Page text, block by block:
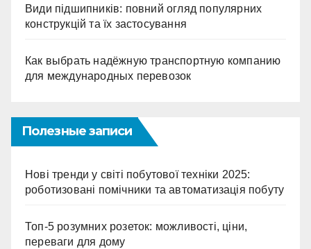
Види підшипників: повний огляд популярних
конструкцій та їх застосування
Как выбрать надёжную транспортную компанию
для международных перевозок
Полезные записи
Нові тренди у світі побутової техніки 2025:
роботизовані помічники та автоматизація побуту
Топ-5 розумних розеток: можливості, ціни,
переваги для дому